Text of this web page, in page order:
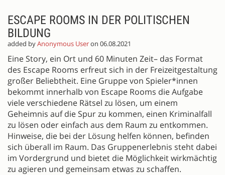
ESCAPE ROOMS IN DER POLITISCHEN
BILDUNG
added byAnonymous Useron 06.08.2021
Eine Story, ein Ort und 60 Minuten Zeit– das Format
des Escape Rooms erfreut sich in der Freizeitgestaltung
großer Beliebtheit. Eine Gruppe von Spieler*innen
bekommt innerhalb von Escape Rooms die Aufgabe
viele verschiedene Rätsel zu lösen, um einem
Geheimnis auf die Spur zu kommen, einen Kriminalfall
zu lösen oder einfach aus dem Raum zu entkommen.
Hinweise, die bei der Lösung helfen können, befinden
sich überall im Raum. Das Gruppenerlebnis steht dabei
im Vordergrund und bietet die Möglichkeit wirkmächtig
zu agieren und gemeinsam etwas zu schaffen.